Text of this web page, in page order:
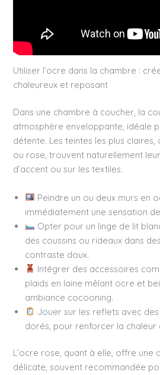
Utiliser l’ocre dans la chambre :
chaleureux et reposant
Dans une chambre à coucher, la
atmosphère enveloppante, idéale
détente. Les teintes les plus claires,
ou rose, trouvent naturellement
d’accent ou sur les textiles.
Peindre un ou deux murs en
immédiatement une sensation
Opter pour un linge de lit
des coussins ou rideaux dans
contraste doux.
Intégrer des accessoires
plaids en laine mêlant ocre et
ambiance cocooning.
Jouer sur les reflets avec
dorés, pour renforcer la chaleur
L’ocre rose, quant à elle, offre une
délicate, souvent recommandée